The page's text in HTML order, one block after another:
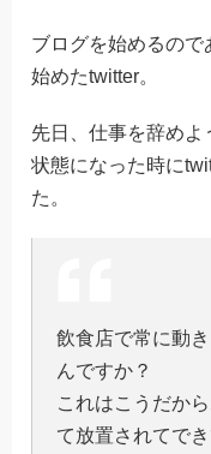
ブログを始めるので
始めたtwitter。
先日、仕事を辞め
状態になった時に
た。
飲食店で常に動
んですか？
これはこうだか
て放置されてで